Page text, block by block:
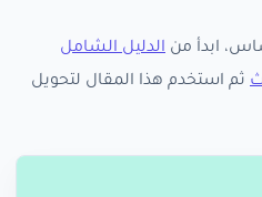
ابدأ من الدليل الشامل
ثم استخدم هذا المقال لتحويل